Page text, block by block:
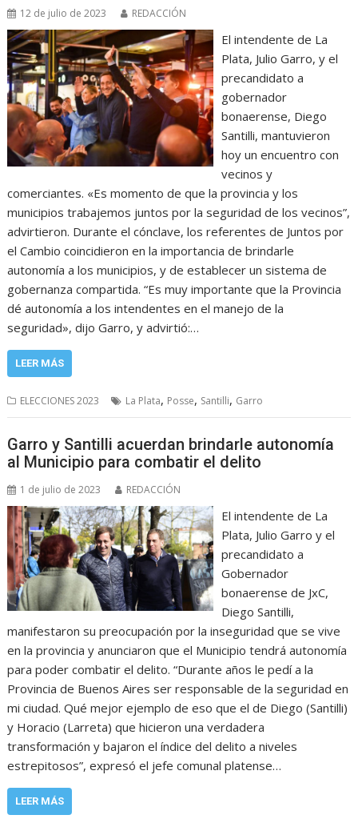
12 de julio de 2023 REDACCIÓN
El intendente de La
Plata, Julio Garro, y el
precandidato a
gobernador
bonaerense, Diego
Santilli, mantuvieron
hoy un encuentro con
vecinos y
comerciantes. «Es momento de que la provincia y los
municipios trabajemos juntos por la seguridad de los vecinos”,
advirtieron. Durante el cónclave, los referentes de Juntos por
el Cambio coincidieron en la importancia de brindarle
autonomía a los municipios, y de establecer un sistema de
gobernanza compartida. “Es muy importante que la Provincia
dé autonomía a los intendentes en el manejo de la
seguridad», dijo Garro, y advirtió:…
LEER MÁS
ELECCIONES 2023 La Plata, Posse, Santilli, Garro
Garro y Santilli acuerdan brindarle autonomía
al Municipio para combatir el delito
1 de julio de 2023 REDACCIÓN
El intendente de La
Plata, Julio Garro y el
precandidato a
Gobernador
bonaerense de JxC,
Diego Santilli,
manifestaron su preocupación por la inseguridad que se vive
en la provincia y anunciaron que el Municipio tendrá autonomía
para poder combatir el delito. “Durante años le pedí a la
Provincia de Buenos Aires ser responsable de la seguridad en
mi ciudad. Qué mejor ejemplo de eso que el de Diego (Santilli)
y Horacio (Larreta) que hicieron una verdadera
transformación y bajaron el índice del delito a niveles
estrepitosos”, expresó el jefe comunal platense…
LEER MÁS